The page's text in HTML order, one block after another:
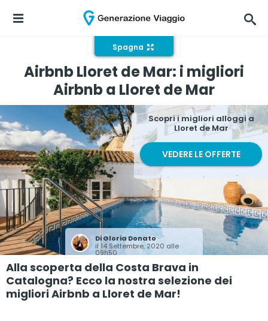
Spagna
Airbnb Lloret de Mar: i migliori
Airbnb a Lloret de Mar
DiGloria Donato
il 14 Settembre, 2020 alle
09h50
Scopri i migliori alloggi a
Lloret de Mar
VEDERE LE OFFERTE
Alla scoperta della Costa Brava in
Catalogna? Ecco la nostra selezione dei
migliori Airbnb a Lloret de Mar!